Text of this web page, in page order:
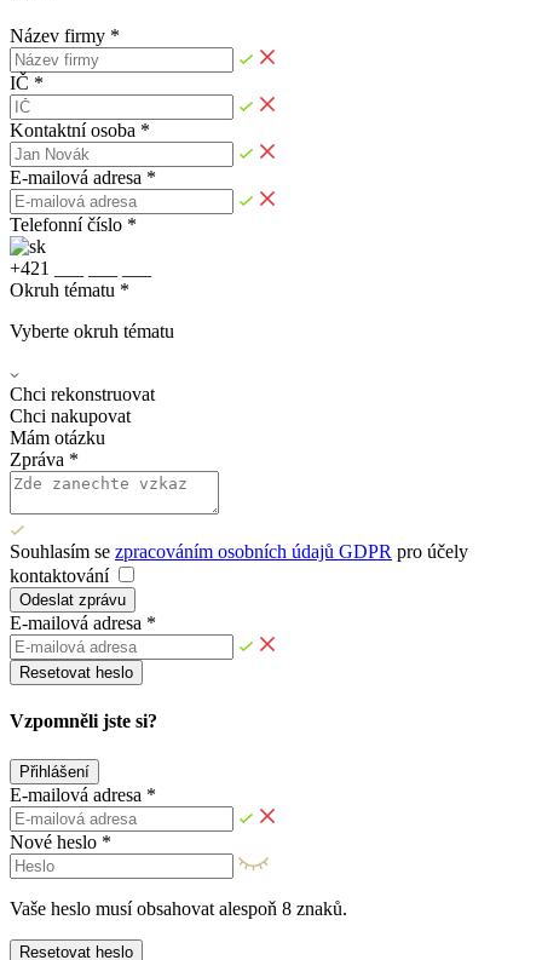
Název firmy *
IČ *
Kontaktní osoba *
E-mailová adresa *
Telefonní číslo *
+421
Okruh tématu *
Vyberte okruh tématu
Chci rekonstruovat
Chci nakupovat
Mám otázku
Zpráva *
Souhlasím se zpracováním osobních údajů GDPR pro účely
kontaktování
Odeslat zprávu
E-mailová adresa *
Resetovat heslo
Vzpomněli jste si?
Přihlášení
E-mailová adresa *
Nové heslo *
Vaše heslo musí obsahovat alespoň 8 znaků.
Resetovat heslo